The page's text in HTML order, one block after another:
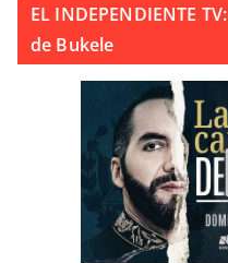
EL INDEPENDIENTE
de Bukele